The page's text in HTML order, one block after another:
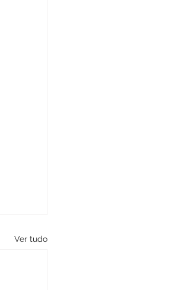
Ver tudo